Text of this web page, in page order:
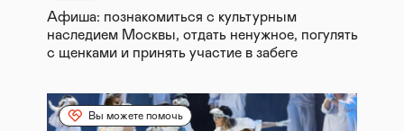
Афиша: познакомиться с культурным
наследием Москвы, отдать ненужное, погулять
с щенками и принять участие в забеге
Вы можете помочь